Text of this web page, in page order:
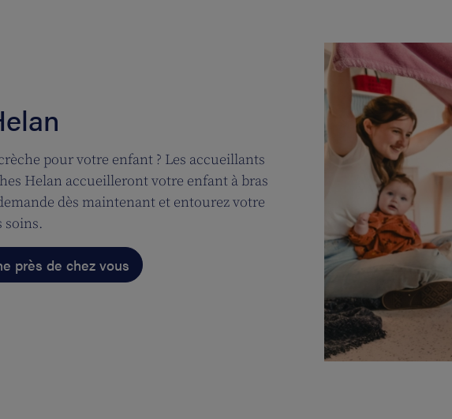
pour votre enfant ? Les accueillants
Helan accueilleront votre enfant à bras
dès maintenant et entourez votre
soins.
près de chez vous